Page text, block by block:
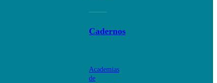
Cadernos
Academias
de